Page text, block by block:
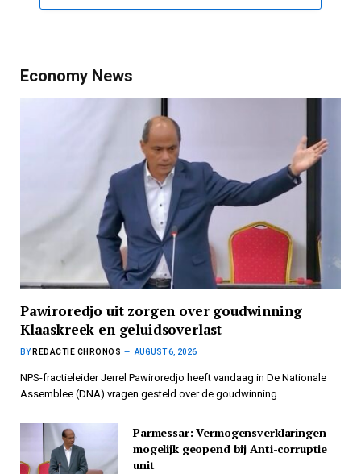
Economy News
Pawiroredjo uit zorgen over goudwinning
Klaaskreek en geluidsoverlast
BY REDACTIE CHRONOS AUGUST 6, 2026
NPS-fractieleider Jerrel Pawiroredjo heeft vandaag in De Nationale
Assemblee (DNA) vragen gesteld over de goudwinning…
Parmessar: Vermogensverklaringen
mogelijk geopend bij Anti-corruptie
unit